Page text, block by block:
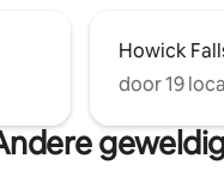
Howick
door 19